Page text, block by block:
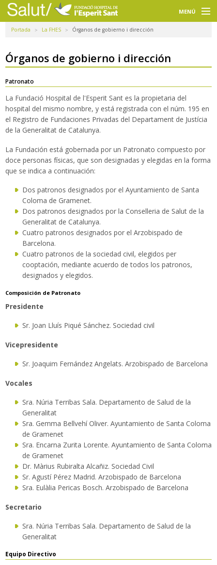
Navegación
principal
MENÚ
Usuarios
Profesionales
Investigación
La FHES
Selecciona un idioma
Buscador
Traductor
Portada La FHES Órganos de gobierno i dirección
Órganos de gobierno i dirección
Patronato
La Fundació Hospital de l'Esperit Sant es la propietaria del
hospital del mismo nombre, y está registrada con el núm. 195 en
el Registro de Fundaciones Privadas del Departament de Justícia
de la Generalitat de Catalunya.
La Fundación está gobernada por un Patronato compuesto por
doce personas físicas, que son designadas y elegidas en la forma
que se indica a continuación:
Dos patronos designados por el Ayuntamiento de Santa
Coloma de Gramenet.
Dos patronos designados por la Conselleria de Salut de la
Generalitat de Catalunya.
Cuatro patronos designados por el Arzobispado de
Barcelona.
Cuatro patronos de la sociedad civil, elegidos per
cooptación, mediante acuerdo de todos los patronos,
designados y elegidos.
Composición de Patronato
Presidente
Sr. Joan Lluís Piqué Sánchez. Sociedad civil
Vicepresidente
Sr. Joaquim Fernández Angelats. Arzobispado de Barcelona
Vocales
Sra. Núria Terribas Sala. Departamento de Salud de la
Generalitat
Sra. Gemma Bellvehí Oliver. Ayuntamiento de Santa Coloma
de Gramenet
Sra. Encarna Zurita Lorente. Ayuntamiento de Santa Coloma
de Gramenet
Dr. Màrius Rubiralta Alcañiz. Sociedad Civil
Sr. Agustí Pérez Madrid. Arzobispado de Barcelona
Sra. Eulàlia Pericas Bosch. Arzobispado de Barcelona
Secretario
Sra. Núria Terribas Sala. Departamento de Salud de la
Generalitat
Equipo Directivo